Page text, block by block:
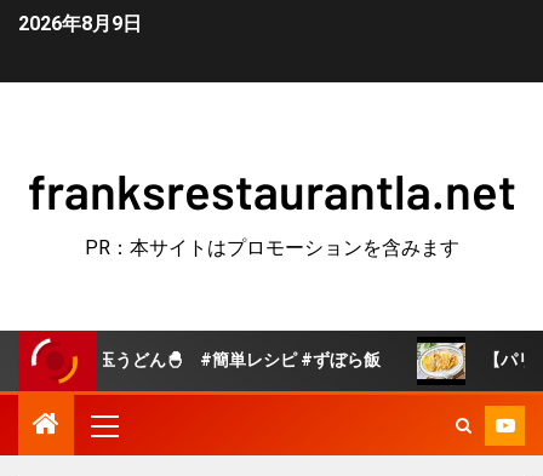
2026年8月9日
franksrestaurantla.net
PR：本サイトはプロモーションを含みます
うどん🐣 #簡単レシピ #ずぼら飯 【パリパリチーズえ